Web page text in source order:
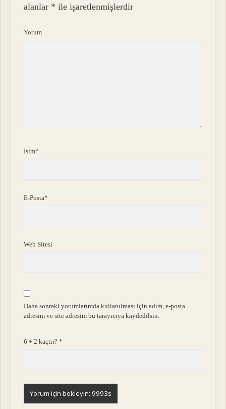
alanlar * ile işaretlenmişlerdir
Yorum
İsim*
E-Posta*
Web Sitesi
Daha sonraki yorumlarımda kullanılması için adım, e-posta
adresim ve site adresim bu tarayıcıya kaydedilsin.
6 + 2 kaçtır?*